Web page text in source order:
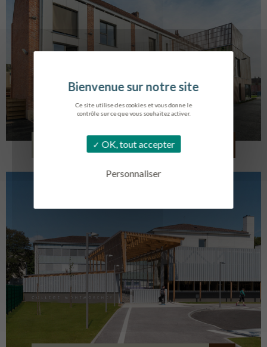
Ce site utilise des cookies et vous donne le
contrôle sur ce que vous souhaitez activer.
OK, tout accepter
Personnaliser
LOG. JEUNES TRAVAILLEURS